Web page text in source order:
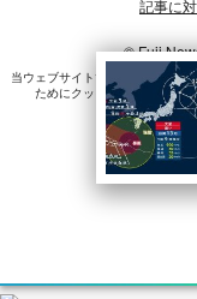
記事に
© Fuji
当ウェブサイトでは、ユーザのニ
ためにクッキーを使⽤してい